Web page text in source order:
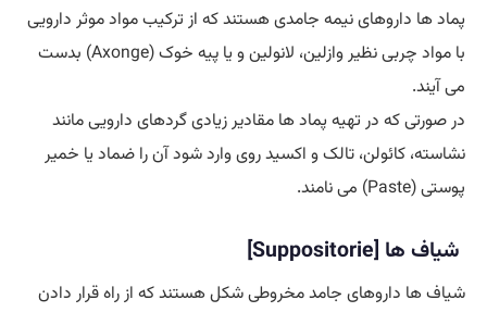
پماد ها داروهای نیمه جامدی هستند که از ترکیب مواد موثر دارویی
با مواد چربی نظیر وازلین، لانولین و یا پیه خوک (Axonge) بدست
می آیند.
در صورتی که در تهیه پماد ها مقادیر زیادی گردهای دارویی مانند
نشاسته، کائولن، تالک و اکسید روی وارد شود آن را ضماد یا خمیر
پوستی (Paste) می نامند.
شیاف ها [Suppositorie]
شیاف ها داروهای جامد مخروطی شکل هستند که از راه قرار دادن